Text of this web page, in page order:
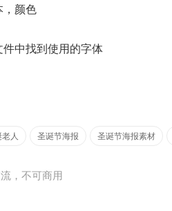
，颜色
件中找到使用的字体
人 圣诞节海报 圣诞节海报素材
，不可商用